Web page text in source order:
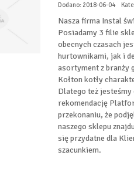
Dodano: 2018-06-04
Nasza firma Instal
Posiadamy 3 filie
obecnych czasach
hurtownikami, jak i
asortyment z branży
Kołton kotły
Dlatego też
rekomendację
przekonaniu, że
naszego sklepu
się przydatne dla
szacunkiem.